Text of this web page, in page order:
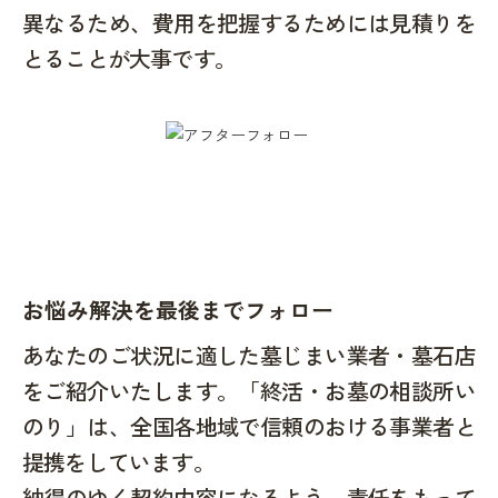
異なるため、費用を把握するためには見積りを
とることが大事です。
お悩み解決を最後までフォロー
あなたのご状況に適した墓じまい業者・墓石店
をご紹介いたします。「終活・お墓の相談所い
のり」は、全国各地域で信頼のおける事業者と
提携をしています。